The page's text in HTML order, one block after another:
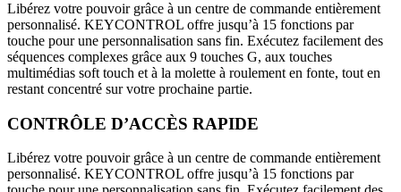
Libérez votre pouvoir grâce à un centre de commande entièrement
personnalisé. KEYCONTROL offre jusqu’à 15 fonctions par
touche pour une personnalisation sans fin. Exécutez facilement des
séquences complexes grâce aux 9 touches G, aux touches
multimédias soft touch et à la molette à roulement en fonte, tout en
restant concentré sur votre prochaine partie.
CONTRÔLE D’ACCÈS RAPIDE
Libérez votre pouvoir grâce à un centre de commande entièrement
personnalisé. KEYCONTROL offre jusqu’à 15 fonctions par